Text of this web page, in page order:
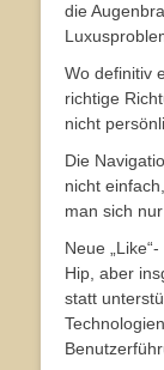
die
Wo definitiv
richtige
nicht
Die
nicht
man sich
Neue
Hip, aber
statt